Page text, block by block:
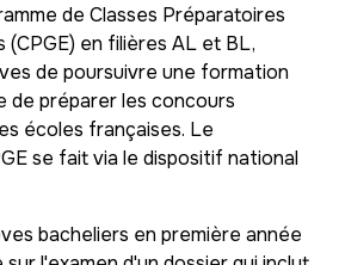
de Classes Préparatoires
(CPGE) en filières AL et BL,
de poursuivre une formation
de préparer les concours
écoles françaises. Le
se fait via le dispositif national
bacheliers en première année